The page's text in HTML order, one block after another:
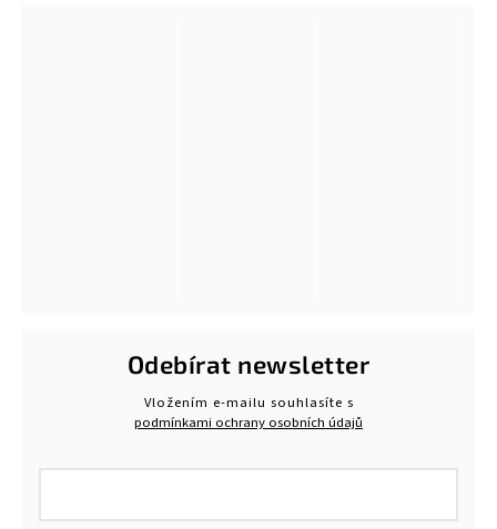
Odebírat newsletter
Vložením e-mailu souhlasíte s
podmínkami ochrany osobních údajů